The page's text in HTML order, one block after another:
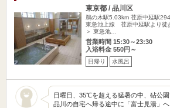
東京都 / 品川区
鵜の木駅5.03km 荏原中延駅
東急池上線 荏原中延駅より徒
＞ 東急池…
営業時間 15:30～23:30
入浴料金 550円～
日帰り 水風呂
日曜日、35℃を超える猛暑の中、砧公
品川の自宅へ帰る途中に「富士見湯」